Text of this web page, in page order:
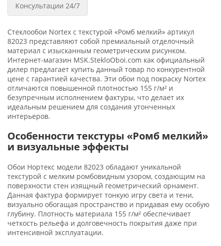
Консультации 24/7
Стеклообои Nortex с текстурой «Ромб мелкий» артикул
82023 представляют собой премиальный отделочный
материал с изысканным геометрическим рисунком.
Интернет-магазин MSK.StekloOboi.com как официальный
дилер предлагает купить данный товар по конкурентной
цене с гарантией качества. Эти обои под покраску Nortex
отличаются повышенной плотностью 155 г/м² и
безупречным исполнением фактуры, что делает их
идеальным решением для создания утонченных
интерьеров.
Особенности текстуры «Ромб мелкий»
и визуальные эффекты
Обои Нортекс модели 82023 обладают уникальной
текстурой с мелким ромбовидным узором, создающим на
поверхности стен изящный геометрический орнамент.
Данная фактура формирует тонкую игру света и тени,
визуально обогащая пространство и придавая ему особую
глубину. Плотность материала 155 г/м² обеспечивает
четкость рельефа и долговечность покрытия даже при
интенсивной эксплуатации.